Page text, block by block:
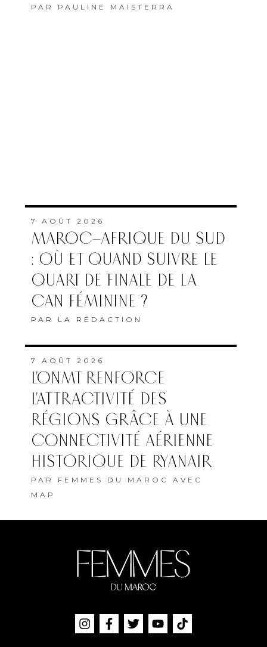
PAR PAULINE MAISTERRA
7 AOÛT 2026
MAROC–AFRIQUE DU SUD
: OÙ ET QUAND SUIVRE LE
QUART DE FINALE DE LA
CAN FÉMININE ?
PAR LA RÉDACTION
7 AOÛT 2026
L’ONMT RENFORCE
L’ATTRACTIVITÉ DES
RÉGIONS GRÂCE À UNE
CONNECTIVITÉ AÉRIENNE
HISTORIQUE DE RYANAIR
PAR FEMMES DU MAROC AVEC
MAP